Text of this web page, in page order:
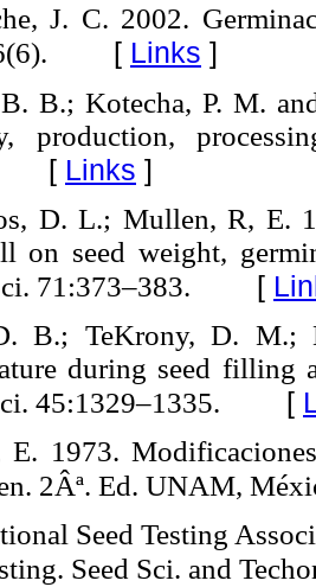
J. C. 2002.
[ Links ]
B.; Kotecha, P. M.
production,
[ Links ]
D. L.; Mullen, R, E.
on seed weight,
71:373–383. [
B.; TeKrony, D. M.;
during seed filling
45:1329–1335. [
E. 1973.
2Âª. Ed. UNAM,
Seed Testing
Seed Sci. and